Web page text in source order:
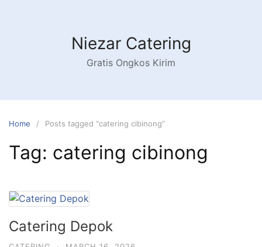
Niezar Catering
Gratis Ongkos Kirim
Home Posts tagged “catering cibinong”
Tag: catering cibinong
Catering Depok